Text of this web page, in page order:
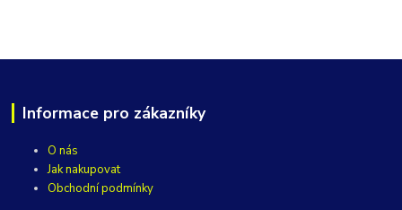
Informace pro zákazníky
O nás
Jak nakupovat
Obchodní podmínky